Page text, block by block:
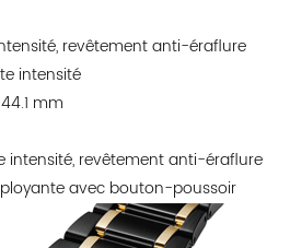
revêtement anti-éraflure
intensité
44.1 mm
intensité, revêtement anti-éraflure
avec bouton-poussoir